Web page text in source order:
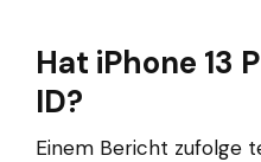
Hat iPhone 13
ID?
Einem Bericht zufolge